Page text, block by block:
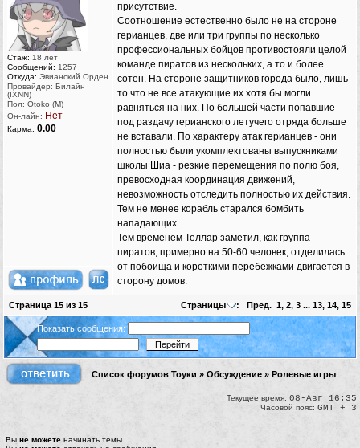
Стаж: 18 лет
Сообщений: 1257
Откуда: Эвианский Орден
Провайдер: Билайн
(IXNN)
Пол: Otoko (M)
Он-лайн: Нет
Карма: 0.00
присутствие.
Соотношение естественно было не на стороне
герианцев, две или три группы по несколько
профессиональных бойцов противостояли целой
команде пиратов из нескольких, а то и более
сотен. На стороне защитников города было, лишь
то что не все атакующие их хотя бы могли
равняться на них. По большей части попавшие
под раздачу герианского летучего отряда больше
не вставали. По характеру атак герианцев - они
полностью были укомплектованы выпускниками
школы Шиа - резкие перемещения по полю боя,
превосходная координация движений,
невозможность отследить полностью их действия.
Тем не менее корабль старался бомбить
нападающих.
Тем временем Теллар заметил, как группа
пиратов, примерно на 50-60 человек, отделилась
от побоища и короткими перебежками двигается в
сторону домов.
Страница 15 из 15 Страницы : Пред. 1, 2, 3 ... 13, 14, 15
Показать сообщения:
Список форумов Тоуки » Обсуждение » Ролевые игры
Текущее время: 08-Авг 16:35
Часовой пояс: GMT + 3
Вы не можете начинать темы